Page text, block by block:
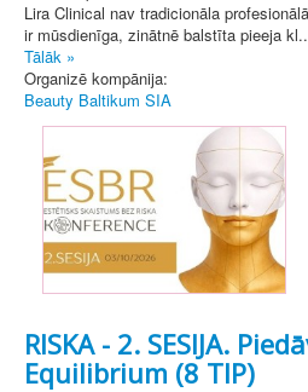
Lira Clinical nav tradicionāla
ir mūsdienīga, zinātnē balstīta pieeja
Tālāk »
Organizē kompānija:
Beauty Baltikum SIA
RISKA - 2. SESIJA.
Equilibrium (8 TIP)